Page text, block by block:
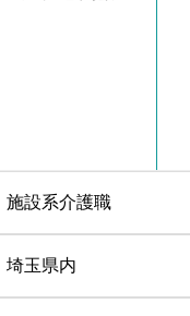
施設系介護職
埼玉県内